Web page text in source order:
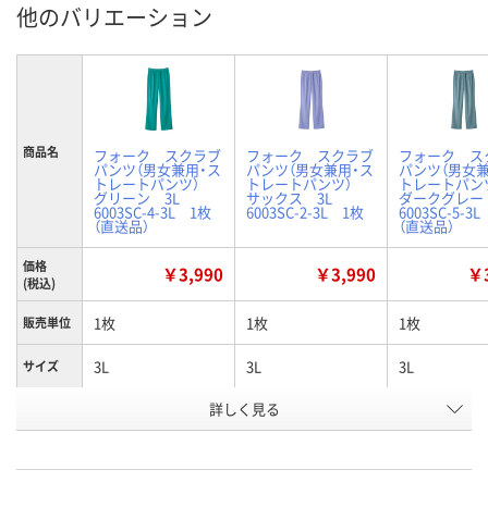
他のバリエーション
商品名 フォーク スクラブ
パンツ（男女兼用・ス
トレートパンツ）
グリーン 3L
6003SC-4-3L 1枚
（直送品）
フォーク スクラブ
パンツ（男女兼用・ス
トレートパンツ）
サックス 3L
6003SC-2-3L 1枚
フォーク ス
パンツ（男女
トレートパ
ダークグ
6003SC-5-
（直送品）
価格
(税込)
￥3,990 ￥3,990
販売単位 1枚 1枚 1枚
サイズ 3L 3L 3L
サックス ダークグレー
号
詳しく見る